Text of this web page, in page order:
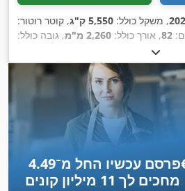
, משקל כולל: 5,550 ק"ג
, קוטר רוטור:
82, אורך כולל: 2,260 מ"מ
, גובה כולל:
(67.98 כ"ס)
, משך האחריות:
להב:50 מ"מ , קוטר הלהב:50 מ"מ
‏€
מחכים לך 11 מיליון קונים